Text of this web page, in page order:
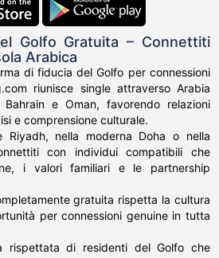
Golfo Gratuita – Connettiti
Arabica
di fiducia del Golfo per connessioni
riunisce single attraverso Arabia
e Oman, favorendo relazioni
e comprensione culturale.
nella moderna Doha o nella
con individui compatibili che
i valori familiari e le partnership
gratuita rispetta la cultura
per connessioni genuine in tutta
rispettata di residenti del Golfo che